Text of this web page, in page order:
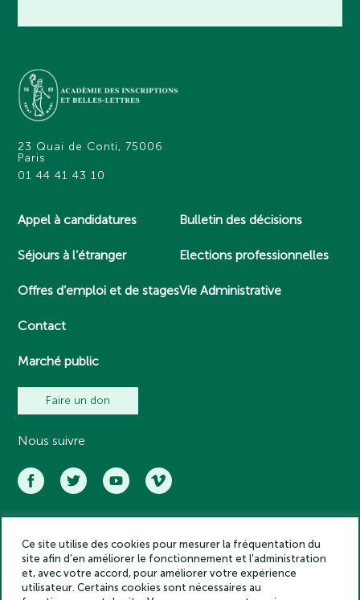
23 Quai de Conti, 75006
Paris
01 44 41 43 10
Appel à candidatures
Séjours à l’étranger
Offres d’emploi et de stages
Contact
Marché public
Bulletin des décisions
Elections professionnelles
Vie Administrative
Faire un don
Nous suivre
Académie des inscriptions et belles lettres – Tous droits réservés
2025
Politique de confidentialité
Ce site utilise des cookies pour mesurer la fréquentation du
site afin d’en améliorer le fonctionnement et l’administration
et, avec votre accord, pour améliorer votre expérience
utilisateur. Certains cookies sont nécessaires au